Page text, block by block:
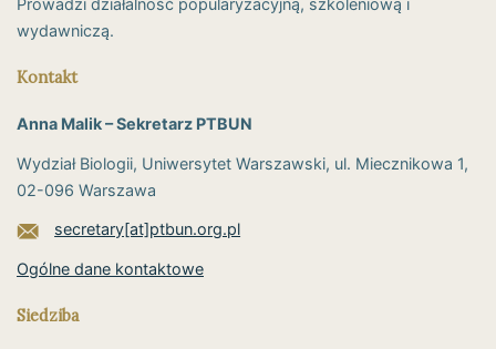
Prowadzi działalność popularyzacyjną, szkoleniową i
wydawniczą.
Kontakt
Anna Malik – Sekretarz PTBUN
Wydział Biologii, Uniwersytet Warszawski, ul. Miecznikowa 1,
02-096 Warszawa
secretary[at]ptbun.org.pl
Ogólne dane kontaktowe
Siedziba